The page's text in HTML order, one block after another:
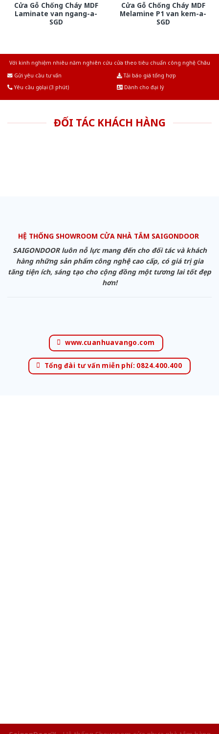
Cửa Gỗ Chống Cháy MDF
Laminate van ngang-a-
SGD
Cửa Gỗ Chống Cháy MDF
Melamine P1 van kem-a-
SGD
Với kinh nghiệm nhiêu năm nghiên cứu cửa theo tiêu chuẩn công nghệ Châu
Gửi yêu cầu tư vấn
Tải báo giá tổng hợp
Yêu cầu gọi lại (3 phút)
Dành cho đại lý
ĐỐI TÁC KHÁCH HÀNG
HỆ THỐNG SHOWROOM CỬA NHÀ TẮM SAIGONDOOR
SAIGONDOOR luôn nỗ lực mang đến cho đối tác và khách
hàng những sản phẩm công nghệ cao cấp, có giá trị gia
tăng tiện ích, sáng tạo cho cộng đồng một tương lai tốt đẹp
hơn!
www.cuanhuavango.com
Tổng đài tư vấn miễn phí: 0824.400.400